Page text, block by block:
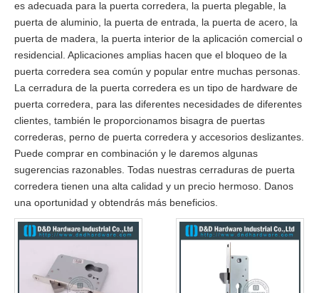
es adecuada para la puerta corredera, la puerta plegable, la
puerta de aluminio, la puerta de entrada, la puerta de acero, la
puerta de madera, la puerta interior de la aplicación comercial o
residencial. Aplicaciones amplias hacen que el bloqueo de la
puerta corredera sea común y popular entre muchas personas.
La cerradura de la puerta corredera es un tipo de hardware de
puerta corredera, para las diferentes necesidades de diferentes
clientes, también le proporcionamos bisagra de puertas
correderas, perno de puerta corredera y accesorios deslizantes.
Puede comprar en combinación y le daremos algunas
sugerencias razonables. Todas nuestras cerraduras de puerta
corredera tienen una alta calidad y un precio hermoso. Danos
una oportunidad y obtendrás más beneficios.